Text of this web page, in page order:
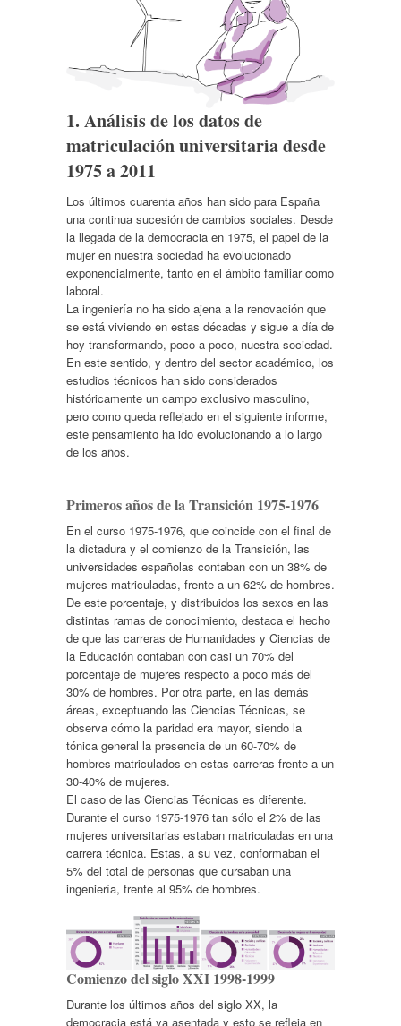
1. Análisis de los datos de
matriculación universitaria desde
1975 a 2011
Los últimos cuarenta años han sido para España
una continua sucesión de cambios sociales. Desde
la llegada de la democracia en 1975, el papel de la
mujer en nuestra sociedad ha evolucionado
exponencialmente, tanto en el ámbito familiar como
laboral.
La ingeniería no ha sido ajena a la renovación que
se está viviendo en estas décadas y sigue a día de
hoy transformando, poco a poco, nuestra sociedad.
En este sentido, y dentro del sector académico, los
estudios técnicos han sido considerados
históricamente un campo exclusivo masculino,
pero como queda reflejado en el siguiente informe,
este pensamiento ha ido evolucionando a lo largo
de los años.
Primeros años de la Transición 1975-1976
En el curso 1975-1976, que coincide con el final de
la dictadura y el comienzo de la Transición, las
universidades españolas contaban con un 38% de
mujeres matriculadas, frente a un 62% de hombres.
De este porcentaje, y distribuidos los sexos en las
distintas ramas de conocimiento, destaca el hecho
de que las carreras de Humanidades y Ciencias de
la Educación contaban con casi un 70% del
porcentaje de mujeres respecto a poco más del
30% de hombres. Por otra parte, en las demás
áreas, exceptuando las Ciencias Técnicas, se
observa cómo la paridad era mayor, siendo la
tónica general la presencia de un 60-70% de
hombres matriculados en estas carreras frente a un
30-40% de mujeres.
El caso de las Ciencias Técnicas es diferente.
Durante el curso 1975-1976 tan sólo el 2% de las
mujeres universitarias estaban matriculadas en una
carrera técnica. Estas, a su vez, conformaban el
5% del total de personas que cursaban una
ingeniería, frente al 95% de hombres.
Comienzo del siglo XXI 1998-1999
Durante los últimos años del siglo XX, la
democracia está ya asentada y esto se refleja en